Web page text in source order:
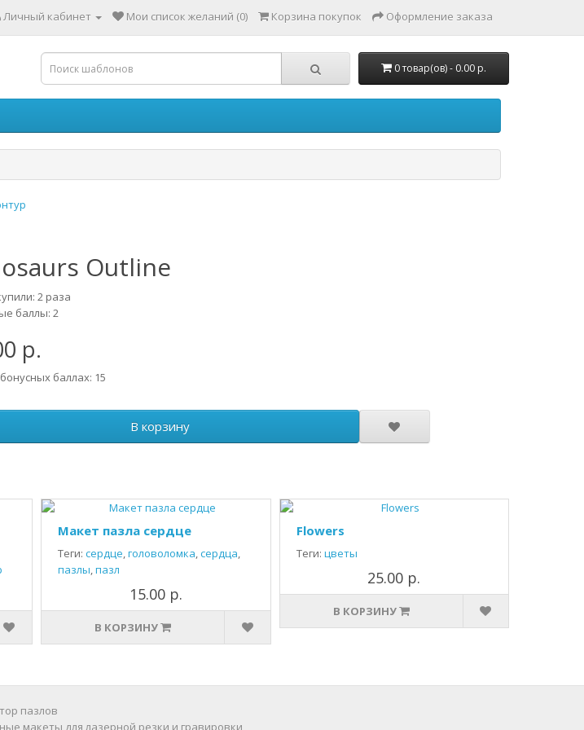
Личный кабинет Мои список желаний (0) Корзина покупок Оформление заказа
0 товар(ов) - 0.00 р.
Outline
2 раза
баллы: 2
р.
баллах: 15
В корзину
Макет пазла сердце
Теги: сердце,головоломка,сердца,
пазлы,пазл
15.00 р.
В КОРЗИНУ
Flowers
Теги: цветы
25.00 р.
В КОРЗИНУ
пазлов
макеты для лазерной резки и гравировки